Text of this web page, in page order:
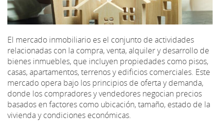
El mercado inmobiliario es el conjunto de actividades
relacionadas con la compra, venta, alquiler y desarrollo de
bienes inmuebles, que incluyen propiedades como pisos,
casas, apartamentos, terrenos y edificios comerciales. Este
mercado opera bajo los principios de oferta y demanda,
donde los compradores y vendedores negocian precios
basados en factores como ubicación, tamaño, estado de la
vivienda y condiciones económicas.